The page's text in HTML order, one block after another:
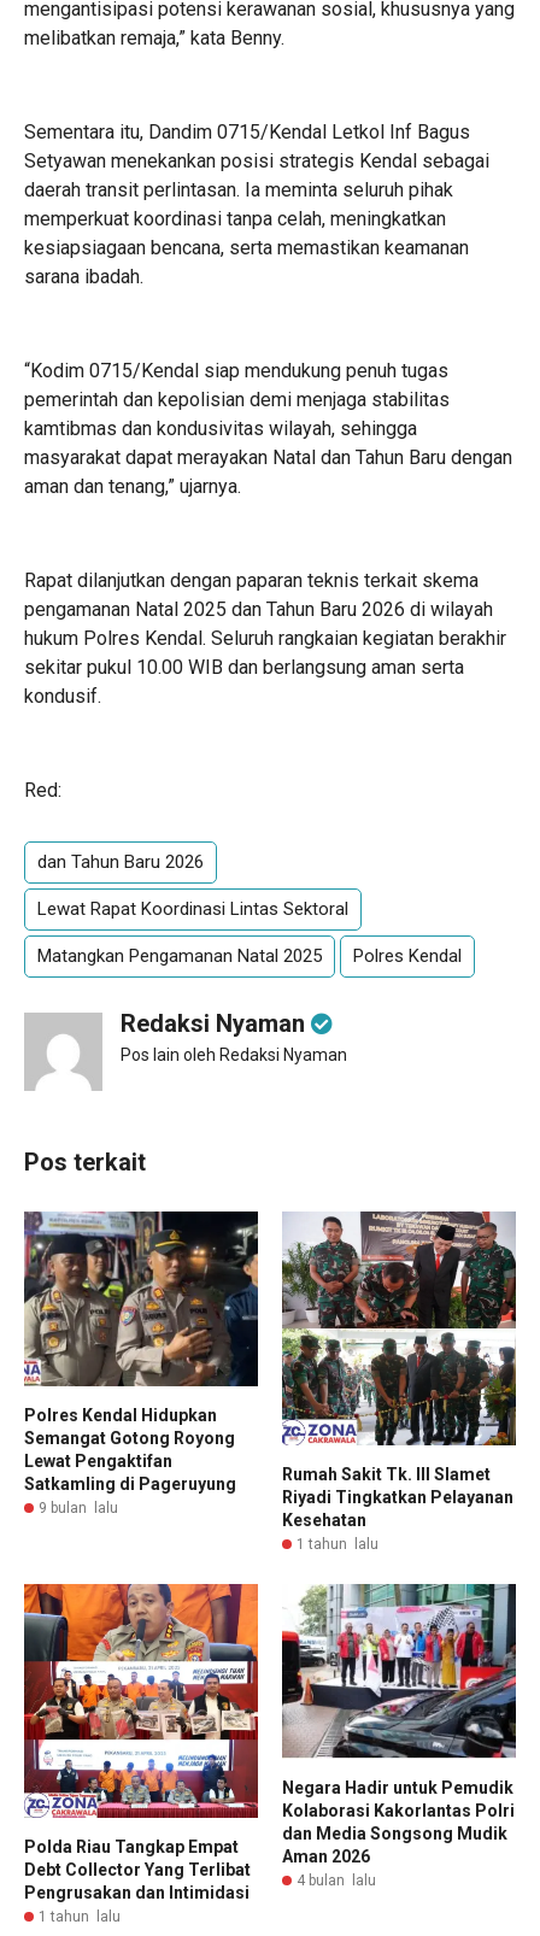
mengantisipasi potensi kerawanan sosial, khususnya yang
melibatkan remaja,” kata Benny.
Sementara itu, Dandim 0715/Kendal Letkol Inf Bagus
Setyawan menekankan posisi strategis Kendal sebagai
daerah transit perlintasan. Ia meminta seluruh pihak
memperkuat koordinasi tanpa celah, meningkatkan
kesiapsiagaan bencana, serta memastikan keamanan
sarana ibadah.
“Kodim 0715/Kendal siap mendukung penuh tugas
pemerintah dan kepolisian demi menjaga stabilitas
kamtibmas dan kondusivitas wilayah, sehingga
masyarakat dapat merayakan Natal dan Tahun Baru dengan
aman dan tenang,” ujarnya.
Rapat dilanjutkan dengan paparan teknis terkait skema
pengamanan Natal 2025 dan Tahun Baru 2026 di wilayah
hukum Polres Kendal. Seluruh rangkaian kegiatan berakhir
sekitar pukul 10.00 WIB dan berlangsung aman serta
kondusif.
Red:
dan Tahun Baru 2026
Lewat Rapat Koordinasi Lintas Sektoral
Matangkan Pengamanan Natal 2025 Polres Kendal
Redaksi Nyaman
Pos lain oleh Redaksi Nyaman
Pos terkait
Polres Kendal Hidupkan
Semangat Gotong Royong
Lewat Pengaktifan
Satkamling di Pageruyung
9 bulan lalu
Rumah Sakit Tk. III Slamet
Riyadi Tingkatkan Pelayanan
Kesehatan
1 tahun lalu
Polda Riau Tangkap Empat
Debt Collector Yang Terlibat
Pengrusakan dan Intimidasi
1 tahun lalu
Negara Hadir untuk Pemudik
Kolaborasi Kakorlantas Polri
dan Media Songsong Mudik
Aman 2026
4 bulan lalu